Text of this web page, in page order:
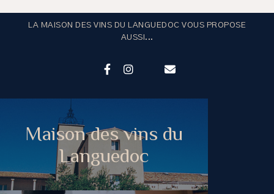
LA MAISON DES VINS DU LANGUEDOC VOUS PROPOSE
AUSSI...
Maison des vins du
Languedoc